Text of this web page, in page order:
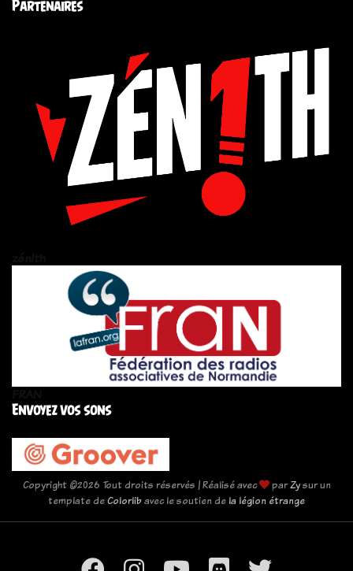
Partenaires
Envoyez vos sons
Copyright ©2026 Tout droits réservés | Réalisé avec parZysur un
template deColorlibavec le soutien de la légion étrange